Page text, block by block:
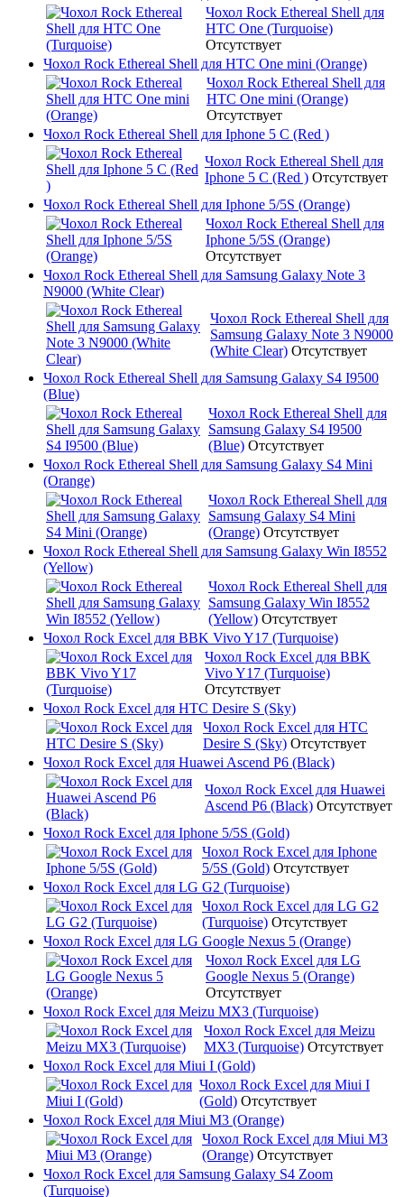
Чохол Rock Ethereal Shell для
HTC One (Turquoise)
Отсутствует
Чохол Rock Ethereal Shell для HTC One mini (Orange)
Чохол Rock Ethereal Shell для
HTC One mini (Orange)
Отсутствует
Чохол Rock Ethereal Shell для Iphone 5 C (Red )
Чохол Rock Ethereal Shell для
Iphone 5 C (Red ) Отсутствует
Чохол Rock Ethereal Shell для Iphone 5/5S (Orange)
Чохол Rock Ethereal Shell для
Iphone 5/5S (Orange)
Отсутствует
Чохол Rock Ethereal Shell для Samsung Galaxy Note 3
N9000 (White Clear)
Чохол Rock Ethereal Shell для
Samsung Galaxy Note 3 N9000
(White Clear) Отсутствует
Чохол Rock Ethereal Shell для Samsung Galaxy S4 I9500
(Blue)
Чохол Rock Ethereal Shell для
Samsung Galaxy S4 I9500
(Blue) Отсутствует
Чохол Rock Ethereal Shell для Samsung Galaxy S4 Mini
(Orange)
Чохол Rock Ethereal Shell для
Samsung Galaxy S4 Mini
(Orange) Отсутствует
Чохол Rock Ethereal Shell для Samsung Galaxy Win I8552
(Yellow)
Чохол Rock Ethereal Shell для
Samsung Galaxy Win I8552
(Yellow) Отсутствует
Чохол Rock Excel для BBK Vivo Y17 (Turquoise)
Чохол Rock Excel для BBK
Vivo Y17 (Turquoise)
Отсутствует
Чохол Rock Excel для HTC Desire S (Sky)
Чохол Rock Excel для HTC
Desire S (Sky) Отсутствует
Чохол Rock Excel для Huawei Ascend P6 (Black)
Чохол Rock Excel для Huawei
Ascend P6 (Black) Отсутствует
Чохол Rock Excel для Iphone 5/5S (Gold)
Чохол Rock Excel для Iphone
5/5S (Gold) Отсутствует
Чохол Rock Excel для LG G2 (Turquoise)
Чохол Rock Excel для LG G2
(Turquoise) Отсутствует
Чохол Rock Excel для LG Google Nexus 5 (Orange)
Чохол Rock Excel для LG
Google Nexus 5 (Orange)
Отсутствует
Чохол Rock Excel для Meizu MX3 (Turquoise)
Чохол Rock Excel для Meizu
MX3 (Turquoise) Отсутствует
Чохол Rock Excel для Miui I (Gold)
Чохол Rock Excel для Miui I
(Gold) Отсутствует
Чохол Rock Excel для Miui M3 (Orange)
Чохол Rock Excel для Miui M3
(Orange) Отсутствует
Чохол Rock Excel для Samsung Galaxy S4 Zoom
(Turquoise)